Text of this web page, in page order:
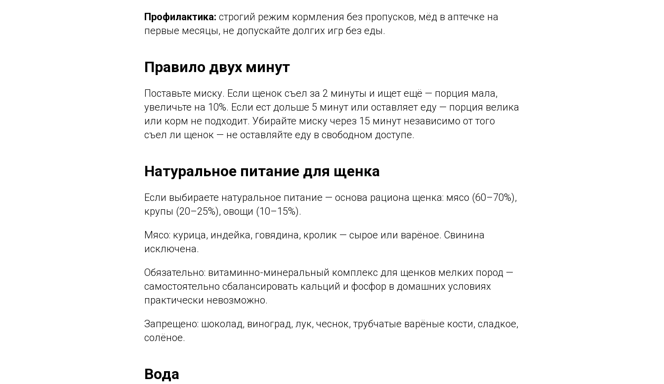
Профилактика: строгий режим кормления без пропусков, мёд в аптечке на
первые месяцы, не допускайте долгих игр без еды.
Правило двух минут
Поставьте миску. Если щенок съел за 2 минуты и ищет ещё — порция мала,
увеличьте на 10%. Если ест дольше 5 минут или оставляет еду — порция велика
или корм не подходит. Убирайте миску через 15 минут независимо от того
съел ли щенок — не оставляйте еду в свободном доступе.
Натуральное питание для щенка
Если выбираете натуральное питание — основа рациона щенка: мясо (60–70%),
крупы (20–25%), овощи (10–15%).
Мясо: курица, индейка, говядина, кролик — сырое или варёное. Свинина
исключена.
Обязательно: витаминно-минеральный комплекс для щенков мелких пород —
самостоятельно сбалансировать кальций и фосфор в домашних условиях
практически невозможно.
Запрещено: шоколад, виноград, лук, чеснок, трубчатые варёные кости, сладкое,
солёное.
Вода